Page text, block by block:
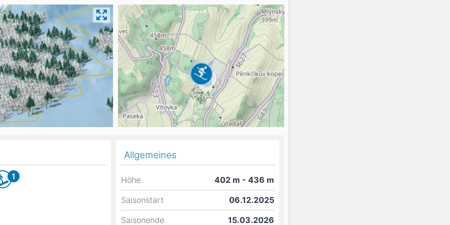
Allgemeines
Höhe 402 m - 436 m
Saisonstart
06.12.2025
Saisonende
15.03.2026
1
Russland Südkorea Türkei Georgien
Aserbaidschan Vereinigte Arabische Emirate
Head Dynastar Salomon K2
Stöckli Kästle Scott Black Diamond
Indigo
Ogso